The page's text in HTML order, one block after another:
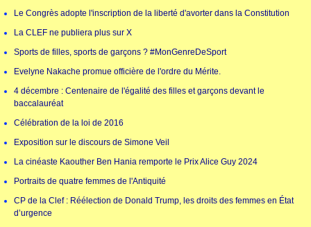
Le Congrès adopte l'inscription de la liberté d'avorter dans la Constitution
La CLEF ne publiera plus sur X
Sports de filles, sports de garçons ? #MonGenreDeSport
Evelyne Nakache promue officière de l'ordre du Mérite.
4 décembre : Centenaire de l'égalité des filles et garçons devant le
baccalauréat
Célébration de la loi de 2016
Exposition sur le discours de Simone Veil
La cinéaste Kaouther Ben Hania remporte le Prix Alice Guy 2024
Portraits de quatre femmes de l'Antiquité
CP de la Clef : Réélection de Donald Trump, les droits des femmes en État
d’urgence